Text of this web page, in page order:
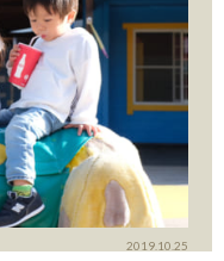
2019.10.25